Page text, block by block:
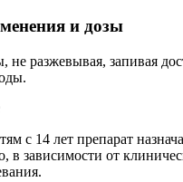
и дозы
не разжевывая, запивая
с 14 лет препарат
в зависимости от